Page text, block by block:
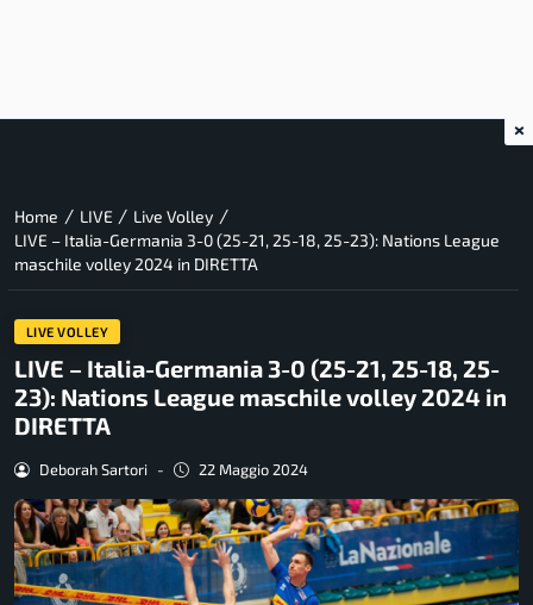
Home / LIVE / Live Volley /
LIVE – Italia-Germania 3-0 (25-21, 25-18, 25-23): Nations League
maschile volley 2024 in DIRETTA
LIVE VOLLEY
LIVE – Italia-Germania 3-0 (25-21, 25-18, 25-
23): Nations League maschile volley 2024 in
DIRETTA
Deborah Sartori - 22 Maggio 2024
×